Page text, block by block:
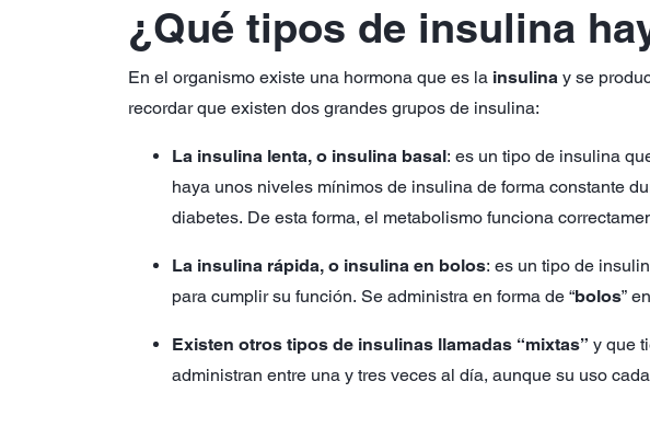
¿Qué tipos de insulina
En el organismo existe una hormona que es la insulina y se
recordar que existen dos grandes grupos de insulina:
La insulina lenta, o insulina basal: es un tipo de insulina
haya unos niveles mínimos de insulina de forma constante
diabetes. De esta forma, el metabolismo funciona
La insulina rápida, o insulina en bolos: es un tipo de
para cumplir su función. Se administra en forma de “bolos”
Existen otros tipos de insulinas llamadas “mixtas” y que
administran entre una y tres veces al día, aunque su uso